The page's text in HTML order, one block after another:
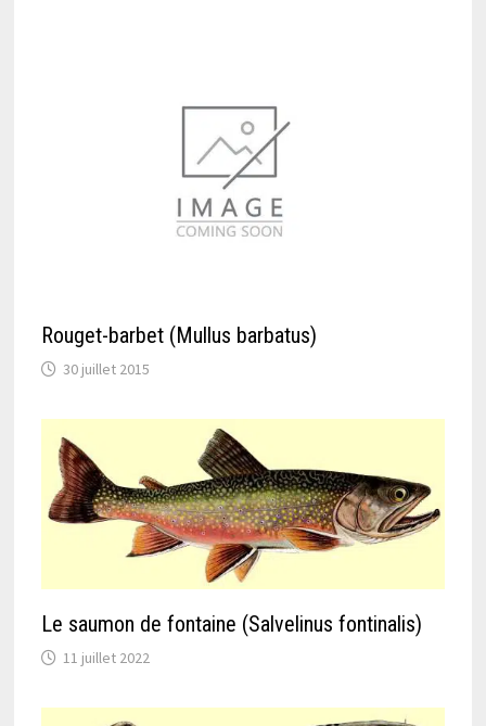
Rouget-barbet (Mullus barbatus)
30 juillet 2015
Le saumon de fontaine (Salvelinus fontinalis)
11 juillet 2022